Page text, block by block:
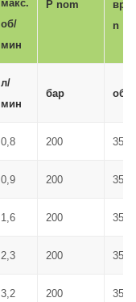
P nom
n
макс.
об/
мин
л/
мин
бар об/
0,8 200 3500
0,9 200 3500
1,6 200 3500
2,3 200 3500
3,2 200 3500